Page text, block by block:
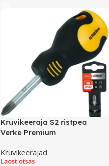
Kruvikeeraja S2 ristpea
Verke Premium
Kruvikeerajad
Laost otsas